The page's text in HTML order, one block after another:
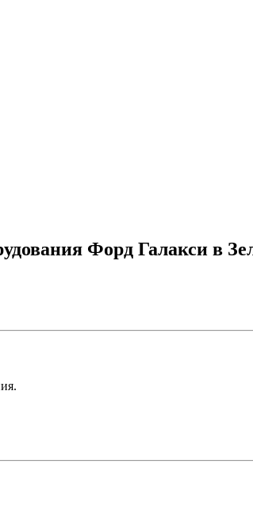
Форд Галакси в